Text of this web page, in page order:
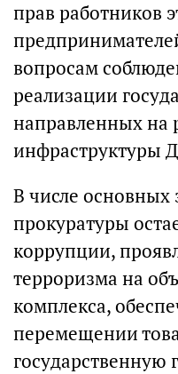
прав работников
вопросам
реализации
направленных на
инфраструктуры
В числе основных
прокуратуры
коррупции,
терроризма на
комплекса,
перемещении
государственную